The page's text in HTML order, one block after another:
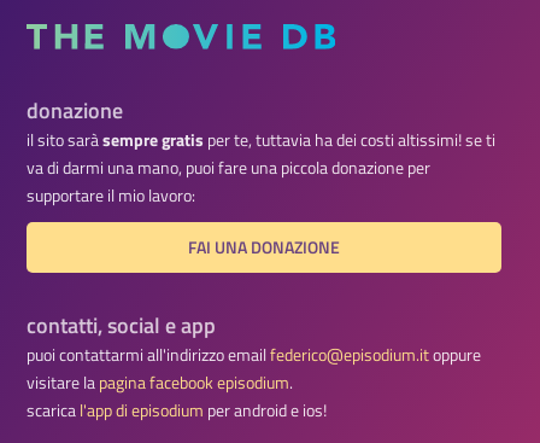
donazione
il sito saràsempre gratis per te, tuttavia ha dei costi altissimi! se ti
va di darmi una mano, puoi fare una piccola donazione per
supportare il mio lavoro:
FAI UNA DONAZIONE
contatti, social e app
puoi contattarmi all'indirizzo emailfederico@episodium.itoppure
visitare lapagina facebook episodium.
scarical'app di episodium per android e ios!